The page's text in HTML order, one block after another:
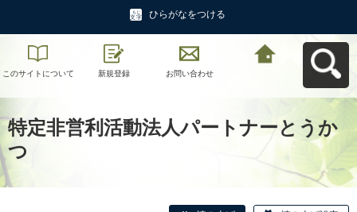
ひらがなをつける
このサイトについて 新規登録 お問い合わせ
特定非営利活動法人パートナーとうか
つ